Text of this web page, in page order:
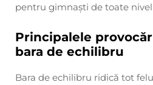
pentru gimnaști de toate
Principalele
bara de echilibru
Bara de echilibru ridică tot